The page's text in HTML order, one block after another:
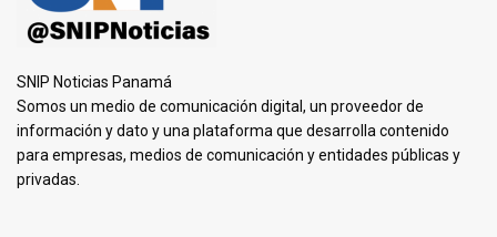
SNIP Noticias Panamá
Somos un medio de comunicación digital, un proveedor de
información y dato y una plataforma que desarrolla contenido
para empresas, medios de comunicación y entidades públicas y
privadas.